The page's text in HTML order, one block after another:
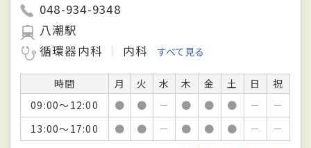
048-934-9348
八潮駅
循環器内科
内科 すべて見る
時間 月 火 水 木 金 土 日
祝
09:00～12:00
● ● － ● ● ● －
－
13:00～17:00
● ● － ● ● ● －
－